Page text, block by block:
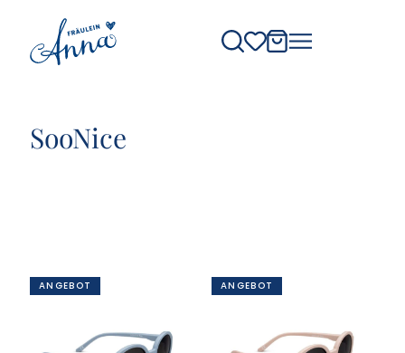
SooNice
ANGEBOT ANGEBOT